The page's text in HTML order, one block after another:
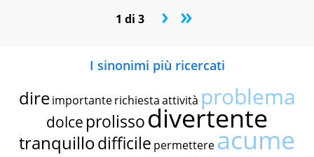
1 di 3 › »
I sinonimi più ricercati
dire importante richiestaattività problema
dolce prolissodivertente
tranquillodifficile permettereacume